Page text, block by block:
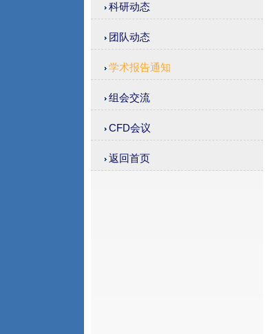
科研动态
团队动态
学术报告通知
组会交流
CFD会议
返回首页